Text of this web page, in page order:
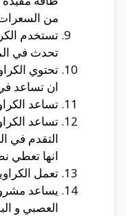
من السعرات
تستخدم
تحدث في
تحتوي
ان تساعد
تساعد
تساعد
التقدم في
انها تعطي
تعمل
يساعد
العصبي و